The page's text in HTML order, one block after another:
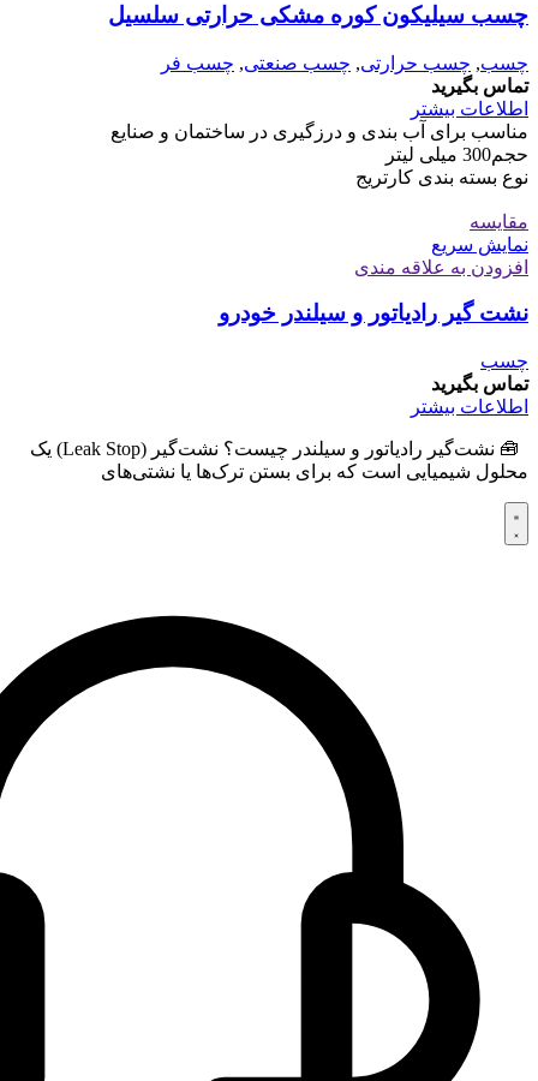
چسب سیلیکون کوره مشکی حرارتی سلسیل
چسب, چسب حرارتی, چسب صنعتی, چسب فر
تماس بگیرید
اطلاعات بیشتر
مناسب برای آب بندی و درزگیری در ساختمان و صنایع
حجم300 میلی لیتر
نوع بسته‌ بندی کارتریج
مقايسه
نمایش سریع
افزودن به علاقه مندی
نشت گیر رادیاتور و سیلندر خودرو
چسب
تماس بگیرید
اطلاعات بیشتر
🧰 نشت‌گیر رادیاتور و سیلندر چیست؟ نشت‌گیر (Leak Stop) یک
محلول شیمیایی است که برای بستن ترک‌ها یا نشتی‌های